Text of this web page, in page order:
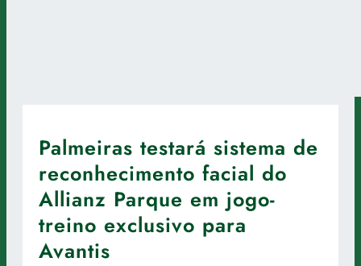
Palmeiras testará sistema de
reconhecimento facial do
Allianz Parque em jogo-
treino exclusivo para
Avantis